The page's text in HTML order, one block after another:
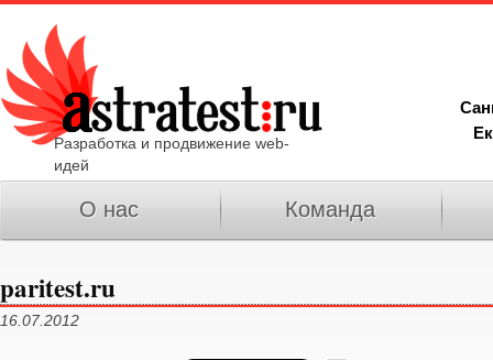
Разработка и продвижение web-
идей
О нас Команда
paritest.ru
16.07.2012